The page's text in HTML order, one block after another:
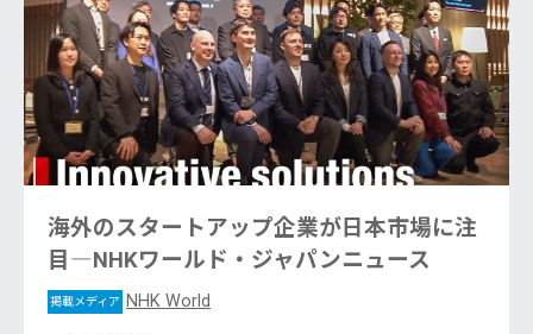
海外のスタートアップ企業が日本市場に注
目―NHKワールド・ジャパンニュース
掲載メディア NHK World